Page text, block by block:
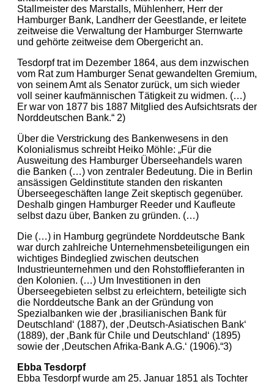
Stallmeister des Marstalls, Mühlenherr, Herr der
Hamburger Bank, Landherr der Geestlande, er leitete
zeitweise die Verwaltung der Hamburger Sternwarte
und gehörte zeitweise dem Obergericht an.
Tesdorpf trat im Dezember 1864, aus dem inzwischen
vom Rat zum Hamburger Senat gewandelten Gremium,
von seinem Amt als Senator zurück, um sich wieder
voll seiner kaufmännischen Tätigkeit zu widmen. (…)
Er war von 1877 bis 1887 Mitglied des Aufsichtsrats der
Norddeutschen Bank.“ 2)
Über die Verstrickung des Bankenwesens in den
Kolonialismus schreibt Heiko Möhle: „Für die
Ausweitung des Hamburger Überseehandels waren
die Banken (…) von zentraler Bedeutung. Die in Berlin
ansässigen Geldinstitute standen den riskanten
Überseegeschäften lange Zeit skeptisch gegenüber.
Deshalb gingen Hamburger Reeder und Kaufleute
selbst dazu über, Banken zu gründen. (…)
Die (…) in Hamburg gegründete Norddeutsche Bank
war durch zahlreiche Unternehmensbeteiligungen ein
wichtiges Bindeglied zwischen deutschen
Industrieunternehmen und den Rohstofflieferanten in
den Kolonien. (…) Um Investitionen in den
Überseegebieten selbst zu erleichtern, beteiligte sich
die Norddeutsche Bank an der Gründung von
Spezialbanken wie der ‚brasilianischen Bank für
Deutschland‘ (1887), der ‚Deutsch-Asiatischen Bank‘
(1889), der ‚Bank für Chile und Deutschland‘ (1895)
sowie der ‚Deutschen Afrika-Bank A.G.‘ (1906).“3)
Ebba Tesdorpf
Ebba Tesdorpf wurde am 25. Januar 1851 als Tochter